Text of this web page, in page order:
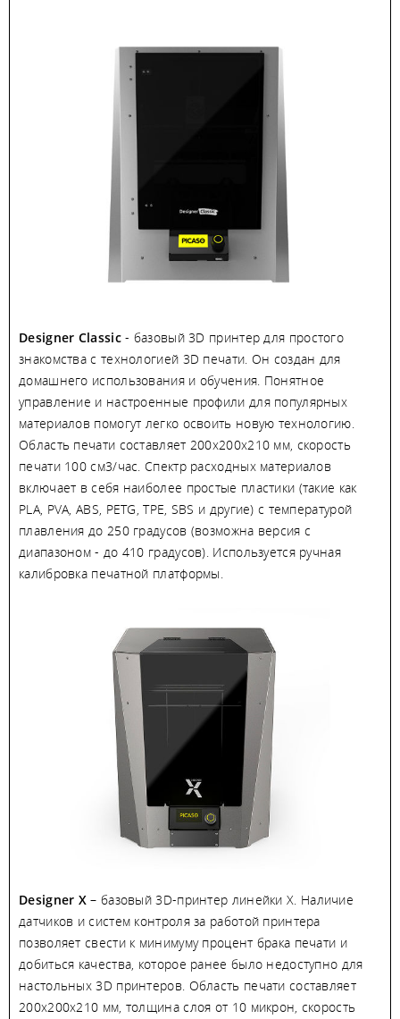
Designer Classic- базовый 3D принтер для простого
знакомства с технологией 3D печати. Он создан для
домашнего использования и обучения. Понятное
управление и настроенные профили для популярных
материалов помогут легко освоить новую технологию.
Область печати составляет 200х200х210 мм, скорость
печати 100 см3/час. Спектр расходных материалов
включает в себя наиболее простые пластики (такие как
PLA, PVA, ABS, PETG, TPE, SBS и другие) с температурой
плавления до 250 градусов (возможна версия с
диапазоном - до 410 градусов). Используется ручная
калибровка печатной платформы.
Designer X – базовый 3D-принтер линейки X. Наличие
датчиков и систем контроля за работой принтера
позволяет свести к минимуму процент брака печати и
добиться качества, которое ранее было недоступно для
настольных 3D принтеров. Область печати составляет
200х200х210 мм, толщина слоя от 10 микрон, скорость